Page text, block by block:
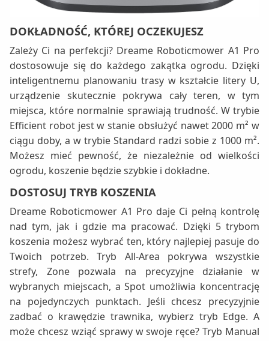
DOKŁADNOŚĆ, KTÓREJ OCZEKUJESZ
Zależy Ci na perfekcji? Dreame Roboticmower A1 Pro
dostosowuje się do każdego zakątka ogrodu. Dzięki
inteligentnemu planowaniu trasy w kształcie litery U,
urządzenie skutecznie pokrywa cały teren, w tym
miejsca, które normalnie sprawiają trudność. W trybie
Efficient robot jest w stanie obsłużyć nawet 2000 m² w
ciągu doby, a w trybie Standard radzi sobie z 1000 m².
Możesz mieć pewność, że niezależnie od wielkości
ogrodu, koszenie będzie szybkie i dokładne.
DOSTOSUJ TRYB KOSZENIA
Dreame Roboticmower A1 Pro daje Ci pełną kontrolę
nad tym, jak i gdzie ma pracować. Dzięki 5 trybom
koszenia możesz wybrać ten, który najlepiej pasuje do
Twoich potrzeb. Tryb All-Area pokrywa wszystkie
strefy, Zone pozwala na precyzyjne działanie w
wybranych miejscach, a Spot umożliwia koncentrację
na pojedynczych punktach. Jeśli chcesz precyzyjnie
zadbać o krawędzie trawnika, wybierz tryb Edge. A
może chcesz wziąć sprawy w swoje ręce? Tryb Manual